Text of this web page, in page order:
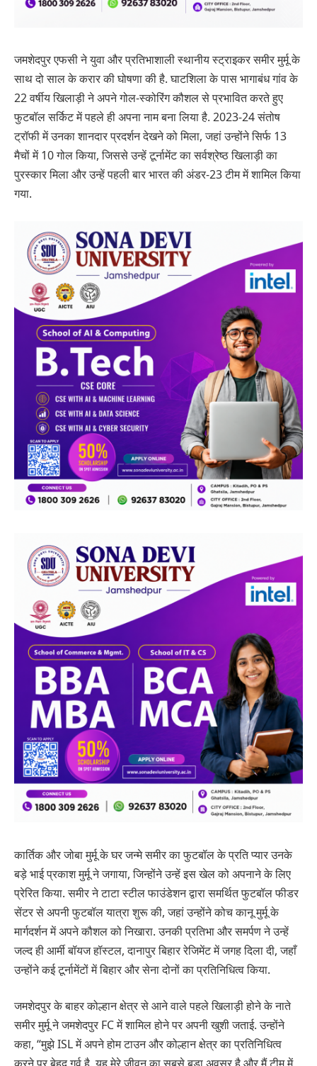
जमशेदपुर एफसी ने युवा और प्रतिभाशाली स्थानीय स्ट्राइकर समीर मुर्मू के
साथ दो साल के करार की घोषणा की है. घाटशिला के पास भागाबंध गांव के
22 वर्षीय खिलाड़ी ने अपने गोल-स्कोरिंग कौशल से प्रभावित करते हुए
फुटबॉल सर्किट में पहले ही अपना नाम बना लिया है. 2023-24 संतोष
ट्रॉफी में उनका शानदार प्रदर्शन देखने को मिला, जहां उन्होंने सिर्फ 13
मैचों में 10 गोल किया, जिससे उन्हें टूर्नामेंट का सर्वश्रेष्ठ खिलाड़ी का
पुरस्कार मिला और उन्हें पहली बार भारत की अंडर-23 टीम में शामिल किया
गया.
कार्तिक और जोबा मुर्मू के घर जन्मे समीर का फुटबॉल के प्रति प्यार उनके
बड़े भाई प्रकाश मुर्मू ने जगाया, जिन्होंने उन्हें इस खेल को अपनाने के लिए
प्रेरित किया. समीर ने टाटा स्टील फाउंडेशन द्वारा समर्थित फुटबॉल फीडर
सेंटर से अपनी फुटबॉल यात्रा शुरू की, जहां उन्होंने कोच कानू मुर्मू के
मार्गदर्शन में अपने कौशल को निखारा. उनकी प्रतिभा और समर्पण ने उन्हें
जल्द ही आर्मी बॉयज हॉस्टल, दानापुर बिहार रेजिमेंट में जगह दिला दी, जहाँ
उन्होंने कई टूर्नामेंटों में बिहार और सेना दोनों का प्रतिनिधित्व किया.
जमशेदपुर के बाहर कोल्हान क्षेत्र से आने वाले पहले खिलाड़ी होने के नाते
समीर मुर्मू ने जमशेदपुर FC में शामिल होने पर अपनी खुशी जताई. उन्होंने
कहा, “मुझे ISL में अपने होम टाउन और कोल्हान क्षेत्र का प्रतिनिधित्व